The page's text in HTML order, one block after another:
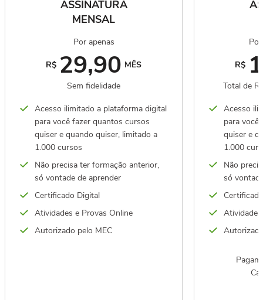
ASSINATURA
MENSAL
Por apenas
R$ 29,90 MÊS
Sem fidelidade
Acesso ilimitado a plataforma digital
para você fazer quantos cursos
quiser e quando quiser, limitado a
1.000 cursos
Não precisa ter formação anterior,
só vontade de aprender
Certificado Digital
Atividades e Provas Online
Autorizado pelo MEC
R$
Total de
Acesso
para você
quiser e
1.000
Não
só